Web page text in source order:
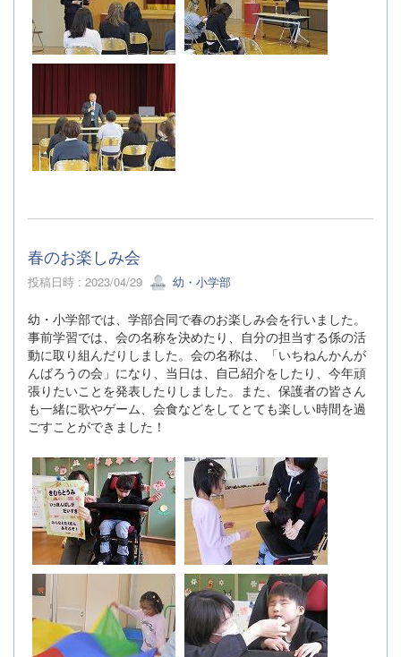
春のお楽しみ会
投稿日時 : 2023/04/29 幼・小学部
幼・小学部では、学部合同で春のお楽しみ会を行いました。
事前学習では、会の名称を決めたり、自分の担当する係の活
動に取り組んだりしました。会の名称は、「いちねんかんが
んばろうの会」になり、当日は、自己紹介をしたり、今年頑
張りたいことを発表したりしました。また、保護者の皆さん
も一緒に歌やゲーム、会食などをしてとても楽しい時間を過
ごすことができました！